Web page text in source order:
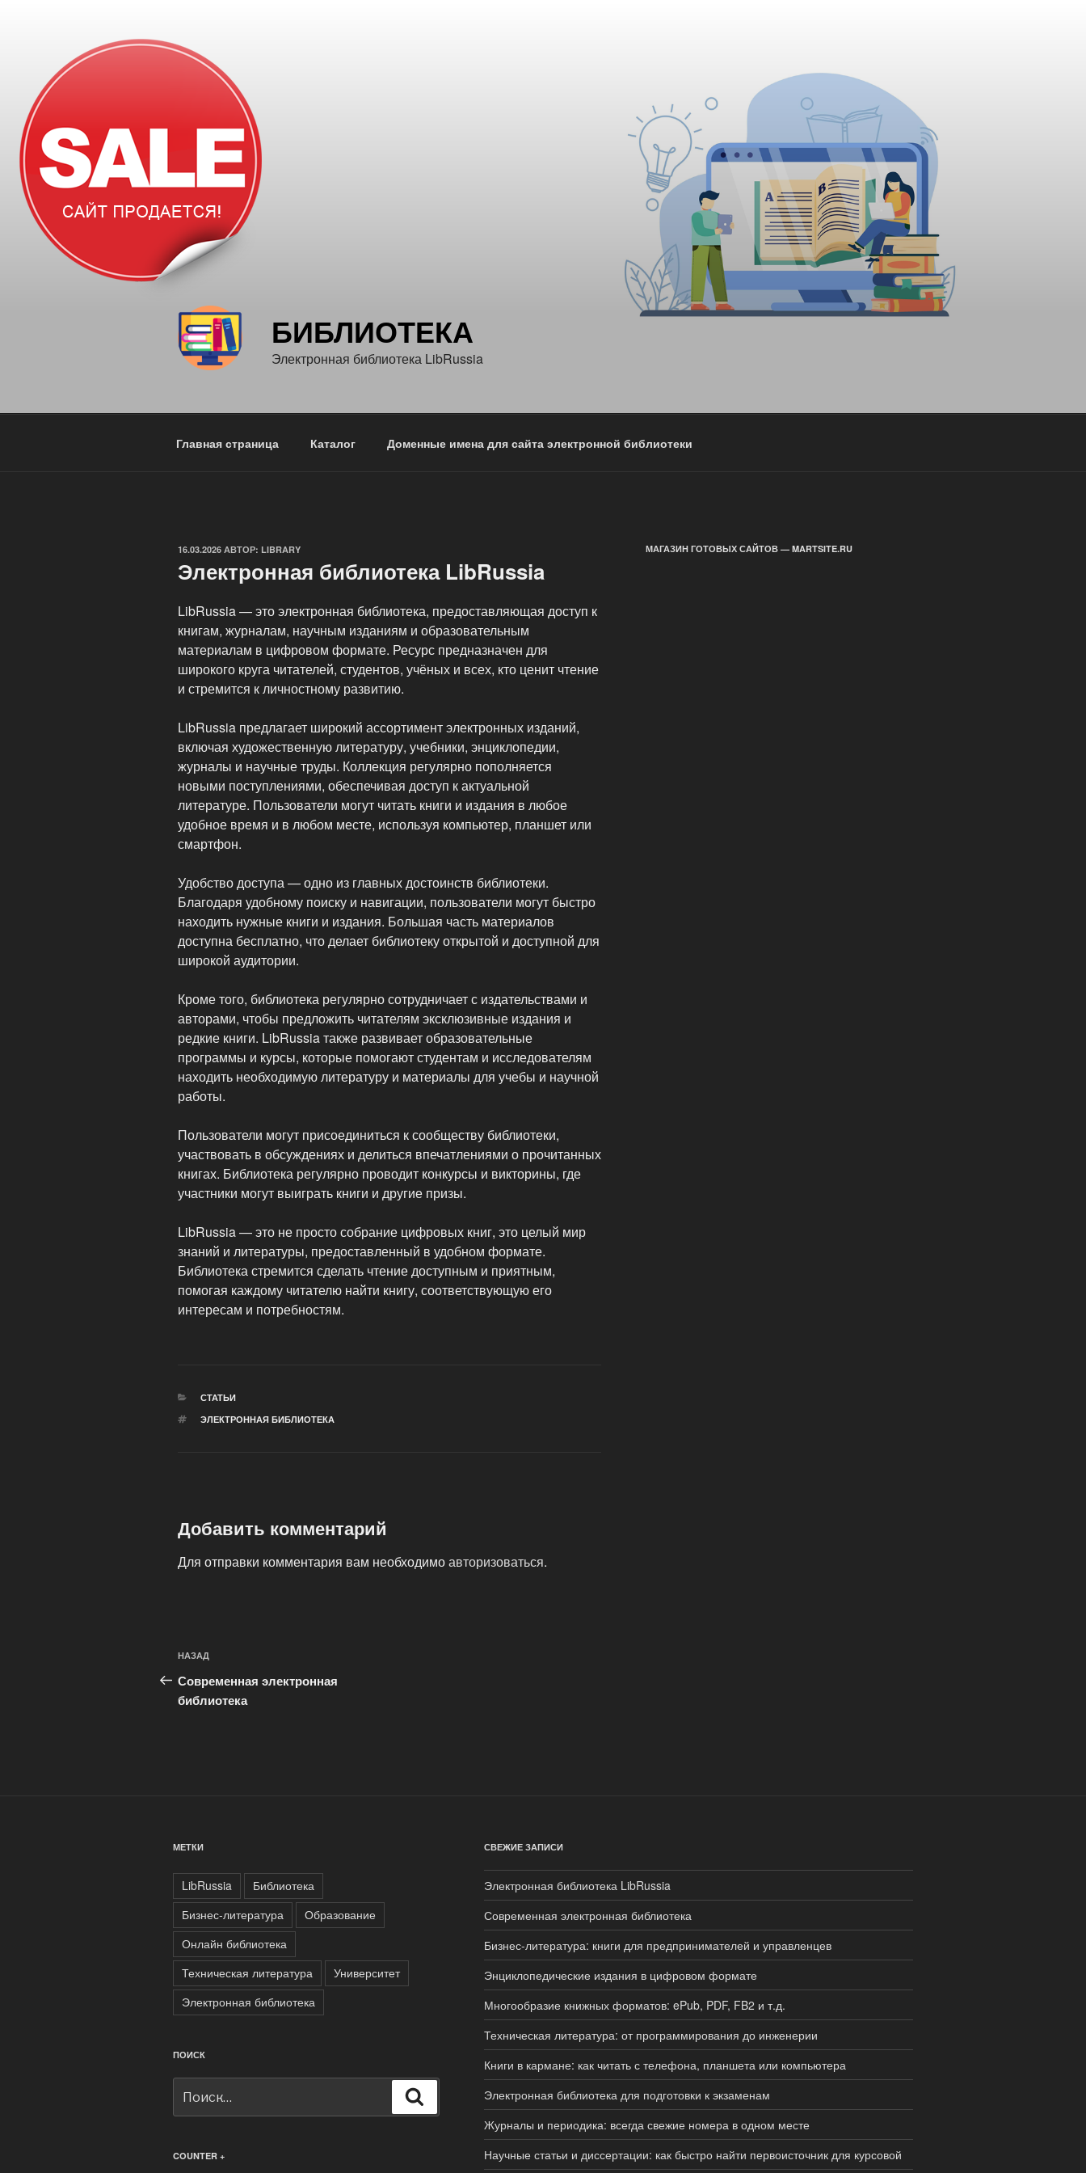
БИБЛИОТЕКА
Электронная библиотека LibRussia
Главная страница Каталог Доменные имена для сайта электронной библиотеки
ОПУБЛИКОВАНО
16.03.2026 АВТОР: LIBRARY
Электронная библиотека LibRussia
LibRussia — это электронная библиотека, предоставляющая доступ к
книгам, журналам, научным изданиям и образовательным
материалам в цифровом формате. Ресурс предназначен для
широкого круга читателей, студентов, учёных и всех, кто ценит чтение
и стремится к личностному развитию.
LibRussia предлагает широкий ассортимент электронных изданий,
включая художественную литературу, учебники, энциклопедии,
журналы и научные труды. Коллекция регулярно пополняется
новыми поступлениями, обеспечивая доступ к актуальной
литературе. Пользователи могут читать книги и издания в любое
удобное время и в любом месте, используя компьютер, планшет или
смартфон.
Удобство доступа — одно из главных достоинств библиотеки.
Благодаря удобному поиску и навигации, пользователи могут быстро
находить нужные книги и издания. Большая часть материалов
доступна бесплатно, что делает библиотеку открытой и доступной для
широкой аудитории.
Кроме того, библиотека регулярно сотрудничает с издательствами и
авторами, чтобы предложить читателям эксклюзивные издания и
редкие книги. LibRussia также развивает образовательные
программы и курсы, которые помогают студентам и исследователям
находить необходимую литературу и материалы для учебы и научной
работы.
Пользователи могут присоединиться к сообществу библиотеки,
участвовать в обсуждениях и делиться впечатлениями о прочитанных
книгах. Библиотека регулярно проводит конкурсы и викторины, где
участники могут выиграть книги и другие призы.
LibRussia — это не просто собрание цифровых книг, это целый мир
знаний и литературы, предоставленный в удобном формате.
Библиотека стремится сделать чтение доступным и приятным,
помогая каждому читателю найти книгу, соответствующую его
интересам и потребностям.
РУБРИКИ
СТАТЬИ
МЕТКИ
ЭЛЕКТРОННАЯ БИБЛИОТЕКА
Добавить комментарий
Для отправки комментария вам необходимоавторизоваться.
Навигация
по
записям
Предыдущая
запись:
НАЗАД
Современная электронная
библиотека
МАГАЗИН ГОТОВЫХ САЙТОВ — MARTSITE.RU
МЕТКИ
LibRussia
Библиотека
Бизнес-литература
Образование
Онлайн библиотека
Техническая литература
Университет
Электронная библиотека
ПОИСК
COUNTER +
СВЕЖИЕ ЗАПИСИ
Электронная библиотека LibRussia
Современная электронная библиотека
Бизнес-литература: книги для предпринимателей и управленцев
Энциклопедические издания в цифровом формате
Многообразие книжных форматов: ePub, PDF, FB2 и т.д.
Техническая литература: от программирования до инженерии
Книги в кармане: как читать с телефона, планшета или компьютера
Электронная библиотека для подготовки к экзаменам
Журналы и периодика: всегда свежие номера в одном месте
Научные статьи и диссертации: как быстро найти первоисточник для курсовой